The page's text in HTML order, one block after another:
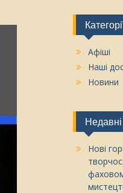
Афіші
Наші
Новини
Нові